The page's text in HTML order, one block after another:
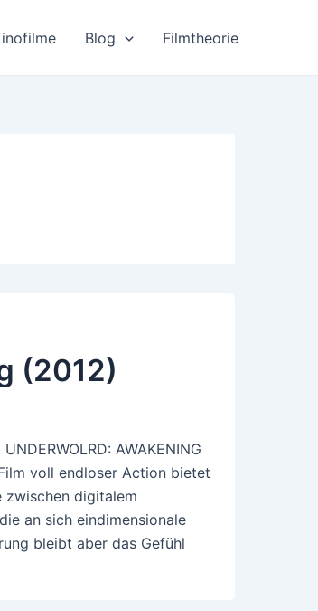
Blog Filmtheorie
(2012)
AWAKENING
voll endloser Action bietet
zwischen digitalem
an sich eindimensionale
bleibt aber das Gefühl